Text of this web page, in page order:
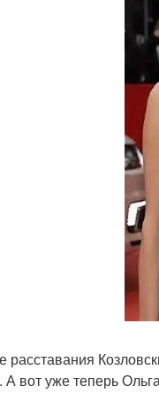
расставания
вот уже теперь